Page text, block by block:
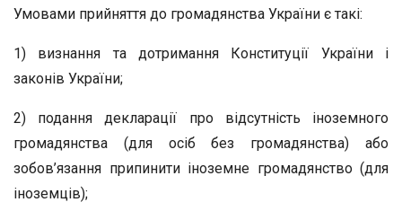
Умовами прийняття до громадянства України є такі:
1) визнання та дотримання Конституції України і
законів України;
2) подання декларації про відсутність іноземного
громадянства (для осіб без громадянства) або
зобов’язання припинити іноземне громадянство (для
іноземців);